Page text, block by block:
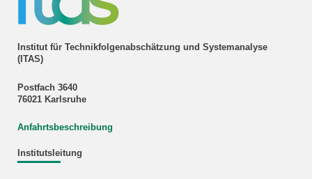
Institut für Technikfolgenabschätzung und Systemanalyse
(ITAS)
Postfach 3640
76021 Karlsruhe
Anfahrtsbeschreibung
Institutsleitung